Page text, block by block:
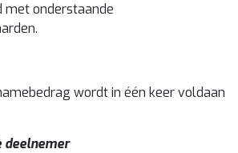
met onderstaande
wordt in één keer voldaan
deelnemer